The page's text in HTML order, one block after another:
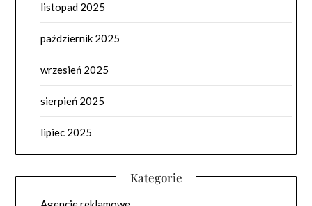
listopad 2025
październik 2025
wrzesień 2025
sierpień 2025
lipiec 2025
Kategorie